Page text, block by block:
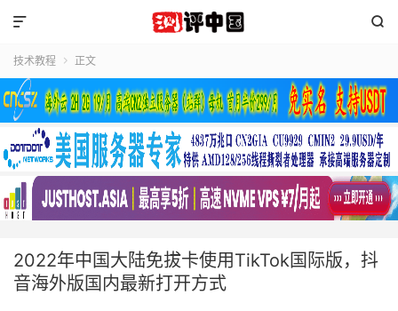


技术教程  正文
2022年中国大陆免拔卡使用TikTok国际版，抖
音海外版国内最新打开方式